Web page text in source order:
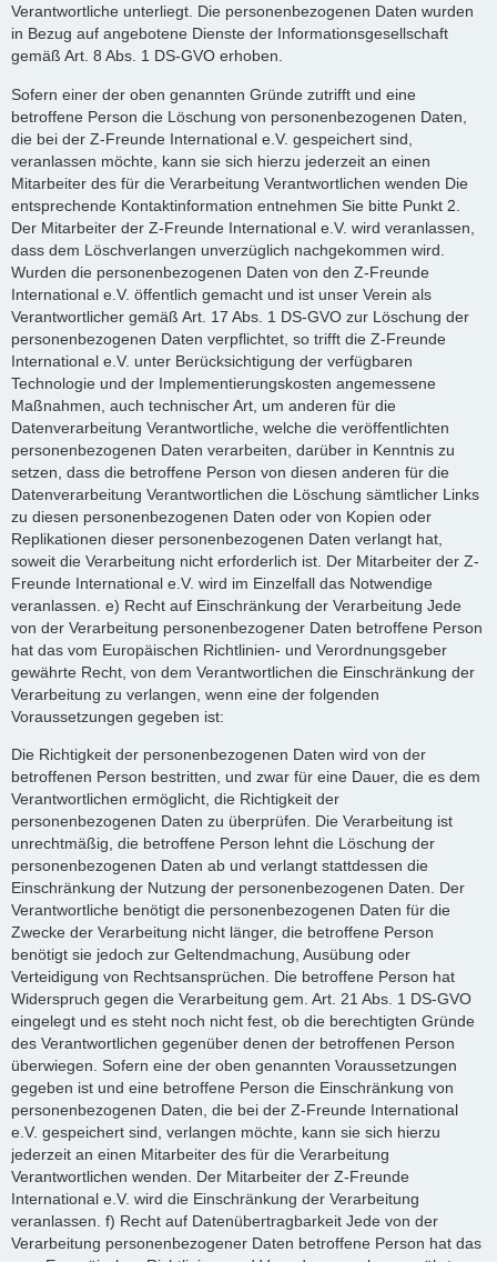
Verantwortliche unterliegt. Die personenbezogenen Daten wurden
in Bezug auf angebotene Dienste der Informationsgesellschaft
gemäß Art. 8 Abs. 1 DS-GVO erhoben.
Sofern einer der oben genannten Gründe zutrifft und eine
betroffene Person die Löschung von personenbezogenen Daten,
die bei der Z-Freunde International e.V. gespeichert sind,
veranlassen möchte, kann sie sich hierzu jederzeit an einen
Mitarbeiter des für die Verarbeitung Verantwortlichen wenden Die
entsprechende Kontaktinformation entnehmen Sie bitte Punkt 2.
Der Mitarbeiter der Z-Freunde International e.V. wird veranlassen,
dass dem Löschverlangen unverzüglich nachgekommen wird.
Wurden die personenbezogenen Daten von den Z-Freunde
International e.V. öffentlich gemacht und ist unser Verein als
Verantwortlicher gemäß Art. 17 Abs. 1 DS-GVO zur Löschung der
personenbezogenen Daten verpflichtet, so trifft die Z-Freunde
International e.V. unter Berücksichtigung der verfügbaren
Technologie und der Implementierungskosten angemessene
Maßnahmen, auch technischer Art, um anderen für die
Datenverarbeitung Verantwortliche, welche die veröffentlichten
personenbezogenen Daten verarbeiten, darüber in Kenntnis zu
setzen, dass die betroffene Person von diesen anderen für die
Datenverarbeitung Verantwortlichen die Löschung sämtlicher Links
zu diesen personenbezogenen Daten oder von Kopien oder
Replikationen dieser personenbezogenen Daten verlangt hat,
soweit die Verarbeitung nicht erforderlich ist. Der Mitarbeiter der Z-
Freunde International e.V. wird im Einzelfall das Notwendige
veranlassen. e) Recht auf Einschränkung der Verarbeitung Jede
von der Verarbeitung personenbezogener Daten betroffene Person
hat das vom Europäischen Richtlinien- und Verordnungsgeber
gewährte Recht, von dem Verantwortlichen die Einschränkung der
Verarbeitung zu verlangen, wenn eine der folgenden
Voraussetzungen gegeben ist:
Die Richtigkeit der personenbezogenen Daten wird von der
betroffenen Person bestritten, und zwar für eine Dauer, die es dem
Verantwortlichen ermöglicht, die Richtigkeit der
personenbezogenen Daten zu überprüfen. Die Verarbeitung ist
unrechtmäßig, die betroffene Person lehnt die Löschung der
personenbezogenen Daten ab und verlangt stattdessen die
Einschränkung der Nutzung der personenbezogenen Daten. Der
Verantwortliche benötigt die personenbezogenen Daten für die
Zwecke der Verarbeitung nicht länger, die betroffene Person
benötigt sie jedoch zur Geltendmachung, Ausübung oder
Verteidigung von Rechtsansprüchen. Die betroffene Person hat
Widerspruch gegen die Verarbeitung gem. Art. 21 Abs. 1 DS-GVO
eingelegt und es steht noch nicht fest, ob die berechtigten Gründe
des Verantwortlichen gegenüber denen der betroffenen Person
überwiegen. Sofern eine der oben genannten Voraussetzungen
gegeben ist und eine betroffene Person die Einschränkung von
personenbezogenen Daten, die bei der Z-Freunde International
e.V. gespeichert sind, verlangen möchte, kann sie sich hierzu
jederzeit an einen Mitarbeiter des für die Verarbeitung
Verantwortlichen wenden. Der Mitarbeiter der Z-Freunde
International e.V. wird die Einschränkung der Verarbeitung
veranlassen. f) Recht auf Datenübertragbarkeit Jede von der
Verarbeitung personenbezogener Daten betroffene Person hat das